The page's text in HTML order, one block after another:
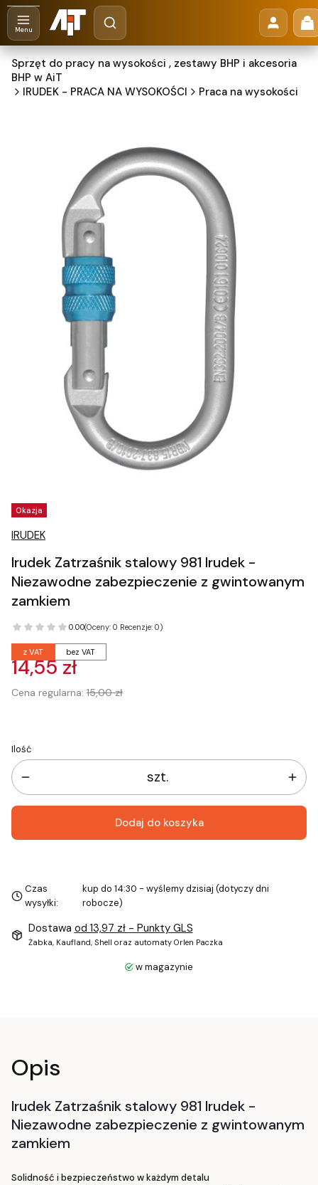
Otwórz wyszukiwarkę
Szukaj
Sprzęt do pracy na wysokości , zestawy BHP i akcesoria
BHP w AiT
IRUDEK - PRACA NA WYSOKOŚCI
Praca na wysokości
Tagi produktu
Okazja
IRUDEK
Irudek Zatrzaśnik stalowy 981 Irudek -
Niezawodne zabezpieczenie z gwintowanym
zamkiem
0.00(Oceny: 0 Recenzje: 0)
z VAT bez VAT
14,55 zł
Cena regularna: 15,00 zł
Ilość
szt.
Dodaj do koszyka
Czas
wysyłki:
kup do 14:30 - wyślemy dzisiaj (dotyczy dni
robocze)
Dostawa od 13,97 zł - Punkty GLS
Żabka, Kaufland, Shell oraz automaty Orlen Paczka
w magazynie
Opis
Irudek Zatrzaśnik stalowy 981 Irudek -
Niezawodne zabezpieczenie z gwintowanym
zamkiem
Solidność i bezpieczeństwo w każdym detalu
Menu